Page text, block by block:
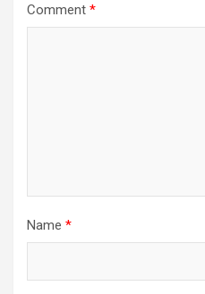
Comment *
Name *